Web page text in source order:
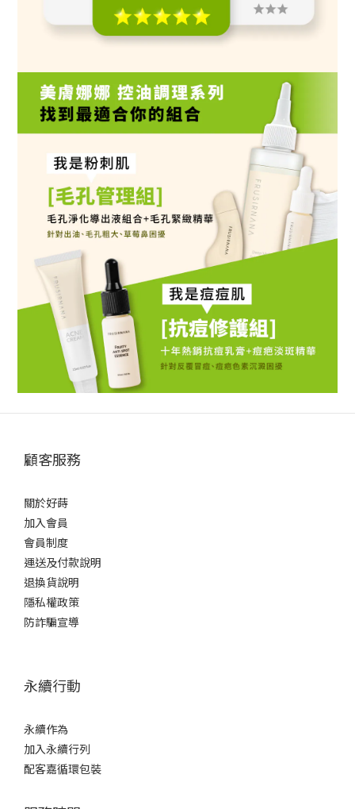
顧客服務
關於好蒔
加入會員
會員制度
運送及付款說明
退換貨說明
隱私權政策
防詐騙宣導
永續行動
永續作為
加入永續行列
配客嘉循環包裝